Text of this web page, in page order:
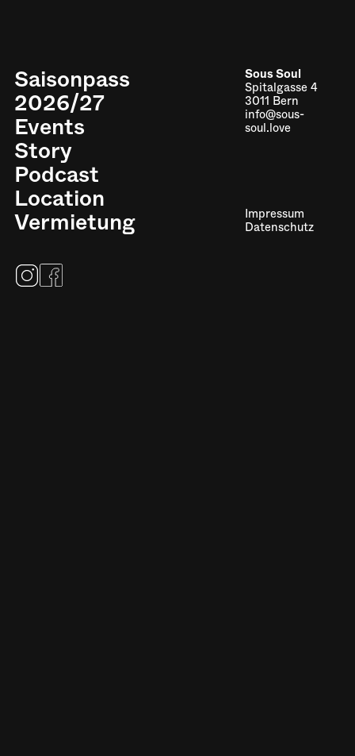
Saisonpass
2026/27
Events
Story
Podcast
Location
Vermietung
Sous Soul
Spitalgasse 4
3011 Bern
info@sous-
soul.love
Impressum
Datenschutz